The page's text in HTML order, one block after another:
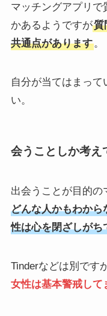
マッチングアプリで
かあるようですが質
共通点があります。
自分が当てはまって
い。
会うことしか考え
出会うことが目的の
どんな人かもわから
性は心を閉ざしがち
Tinderなどは別です
女性は基本警戒して